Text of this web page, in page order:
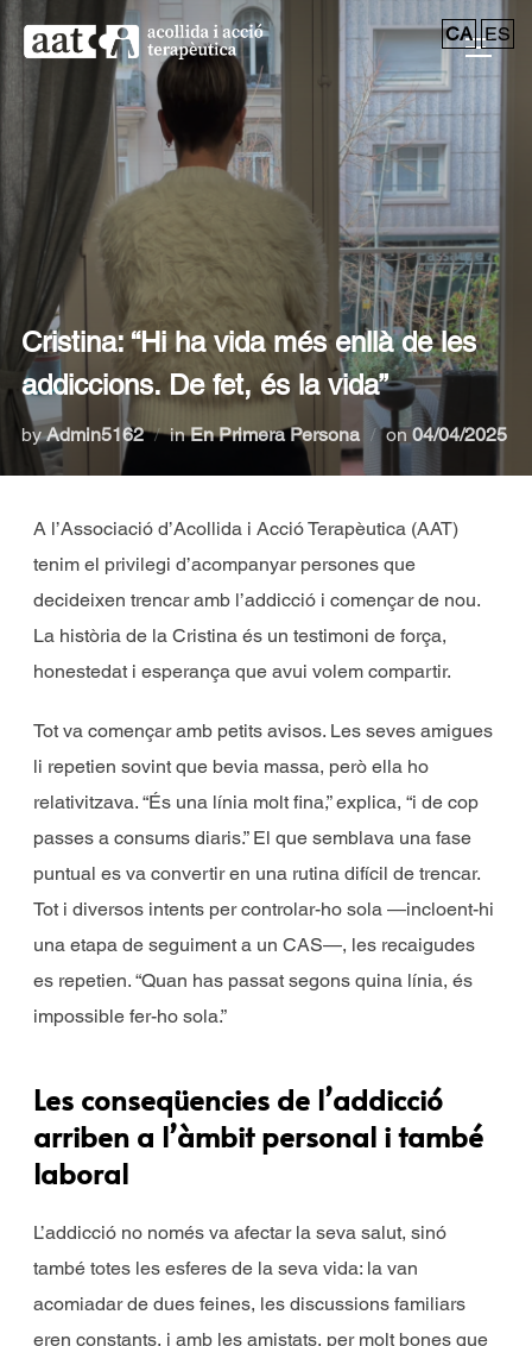
Cristina: “Hi ha vida més enllà de les
addiccions. De fet, és la vida”
byAdmin5162 inEn Primera Persona on04/04/2025
A l’Associació d’Acollida i Acció Terapèutica (AAT)
tenim el privilegi d’acompanyar persones que
decideixen trencar amb l’addicció i començar de nou.
La història de la Cristina és un testimoni de força,
honestedat i esperança que avui volem compartir.
Tot va començar amb petits avisos. Les seves amigues
li repetien sovint que bevia massa, però ella ho
relativitzava. “És una línia molt fina,” explica, “i de cop
passes a consums diaris.” El que semblava una fase
puntual es va convertir en una rutina difícil de trencar.
Tot i diversos intents per controlar-ho sola —incloent-hi
una etapa de seguiment a un CAS—, les recaigudes
es repetien. “Quan has passat segons quina línia, és
impossible fer-ho sola.”
Les conseqüencies de l’addicció
arriben a l’àmbit personal i també
laboral
L’addicció no només va afectar la seva salut, sinó
també totes les esferes de la seva vida: la van
acomiadar de dues feines, les discussions familiars
eren constants, i amb les amistats, per molt bones que
CA ES